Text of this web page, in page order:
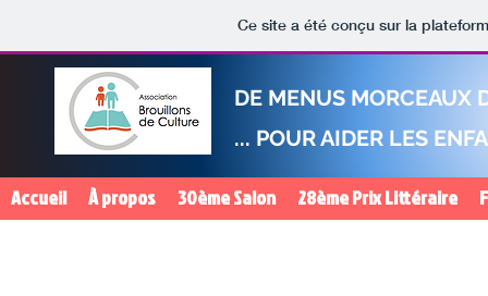
Ce site a été conçu sur la
Accueil À propos 30ème Salon 28ème Prix Littéraire
DE MENUS MORCEAUX
... POUR AIDER LES